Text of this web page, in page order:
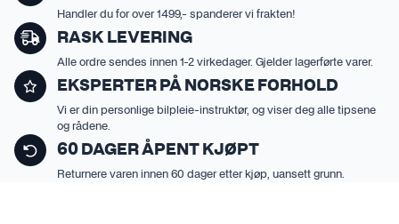
Handler du for over 1499,- spanderer vi frakten!
RASK LEVERING
Alle ordre sendes innen 1-2 virkedager. Gjelder lagerførte varer.
EKSPERTER PÅ NORSKE FORHOLD
Vi er din personlige bilpleie-instruktør, og viser deg alle tipsene
og rådene.
60 DAGER ÅPENT KJØPT
Returnere varen innen 60 dager etter kjøp, uansett grunn.